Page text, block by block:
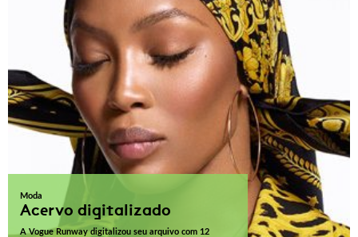
Moda
Acervo digitalizado
A Vogue Runway digitalizou seu arquivo com 12